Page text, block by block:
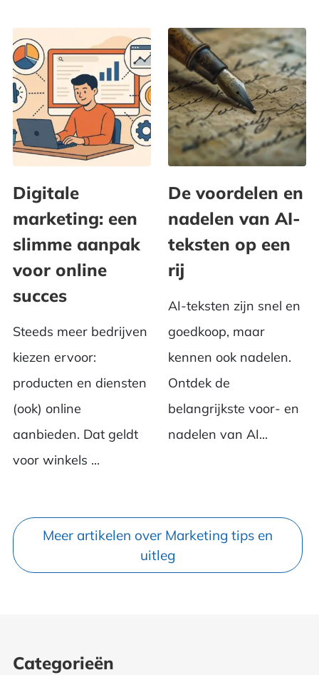
Digitale
marketing: een
slimme aanpak
voor online
succes
Steeds meer bedrijven
kiezen ervoor:
producten en diensten
(ook) online
aanbieden. Dat geldt
voor winkels ...
De voordelen en
nadelen van AI-
teksten op een
rij
AI-teksten zijn snel en
goedkoop, maar
kennen ook nadelen.
Ontdek de
belangrijkste voor- en
nadelen van AI...
Meer artikelen over Marketing tips en
uitleg
Categorieën